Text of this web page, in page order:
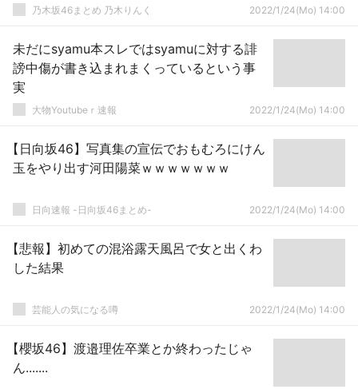
乃木坂46まとめ 乃木りんく 2022/1/24(Mo) 14:00
未だにsyamu本スレではsyamuに対する誹
謗中傷が書き込まれまくっているという事
実
大物Youtubeｒ速報 2022/1/24(Mo) 14:00
【日向坂46】写真集の宣伝でおもむろにけん
玉をやり出す河田陽菜ｗｗｗｗｗｗｗ
日向速報 -日向坂46まとめ- 2022/1/24(Mo) 14:00
【悲報】初めての混浴露天風呂で女と出くわ
した結果
芸能人の気になる噂 2022/1/24(Mo) 14:00
【櫻坂46】渡邉理佐卒業とか終わったじゃ
ん.......